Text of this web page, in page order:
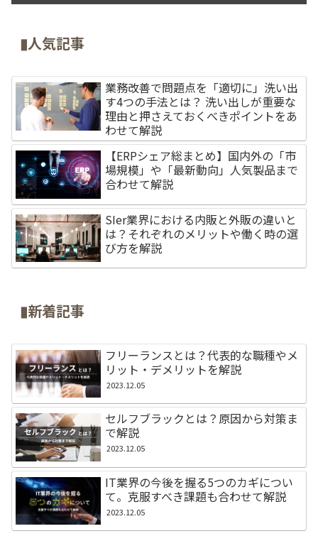
▮人気記事
業務改善で問題点を「適切に」洗い出
す4つの手法とは？ 洗い出しが重要な
理由と押さえておくべきポイントをあ
わせて解説
【ERPシェア総まとめ】国内外の「市
場規模」や「最新動向」人気製品まで
合わせて解説
SIer業界における内販と外販の違いと
は？それぞれのメリットや働く時の選
び方を解説
▮新着記事
フリーランスとは？代表的な職種やメ
リット・デメリットを解説
2023.12.05
セルフブラックとは？原因から対策ま
で解説
2023.12.05
IT業界の今後を握る5つのカギについ
て。克服すべき課題も合わせて解説
2023.12.05